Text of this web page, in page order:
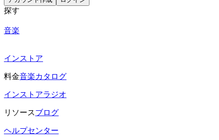
探す
音楽
インストア
料金音楽カタログ
インストアラジオ
リソースブログ
ヘルプセンター